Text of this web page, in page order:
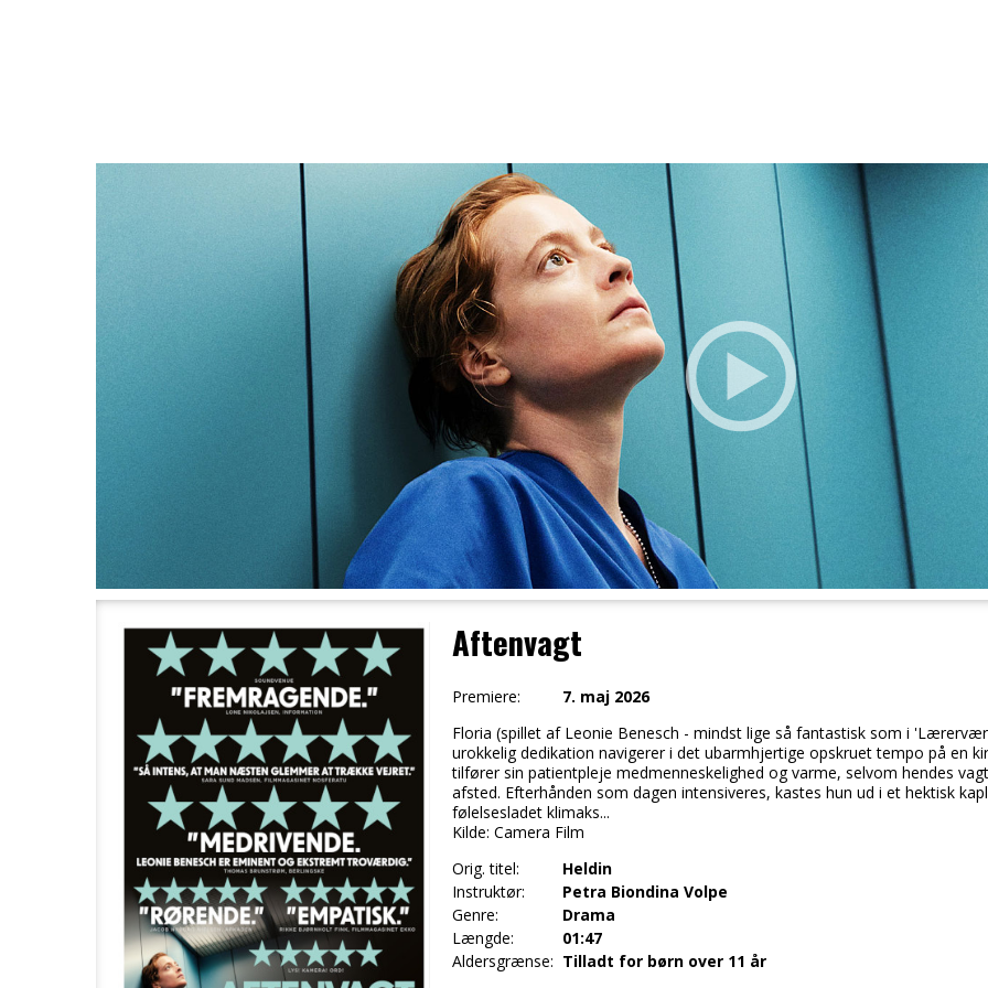
Aftenvagt
Premiere:
7. maj 2026
Floria (spillet af Leonie Benesch - mindst lige så fantastisk som i
urokkelig dedikation navigerer i det ubarmhjertige opskruet tempo på en
tilfører sin patientpleje medmenneskelighed og varme, selvom hendes
afsted. Efterhånden som dagen intensiveres, kastes hun ud i et hektisk
følelsesladet klimaks...
Kilde: Camera Film
Orig. titel:
Heldin
Instruktør:
Petra Biondina Volpe
Genre:
Drama
Længde:
01:47
Aldersgrænse: Tilladt for børn over 11 år